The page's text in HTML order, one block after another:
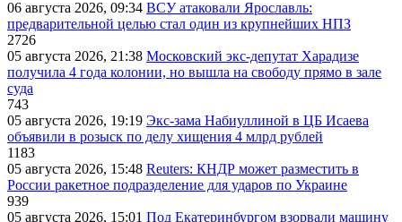
06 августа 2026, 09:34 ВСУ атаковали Ярославль:
предварительной целью стал один из крупнейших НПЗ
2726
05 августа 2026, 21:38 Московский экс-депутат Харадизе
получила 4 года колонии, но вышла на свободу прямо в зале
суда
743
05 августа 2026, 19:19 Экс-зама Набиуллиной в ЦБ Исаева
объявили в розыск по делу хищения 4 млрд рублей
1183
05 августа 2026, 15:48 Reuters: КНДР может разместить в
России ракетное подразделение для ударов по Украине
939
05 августа 2026, 15:01 Под Екатеринбургом взорвали машину